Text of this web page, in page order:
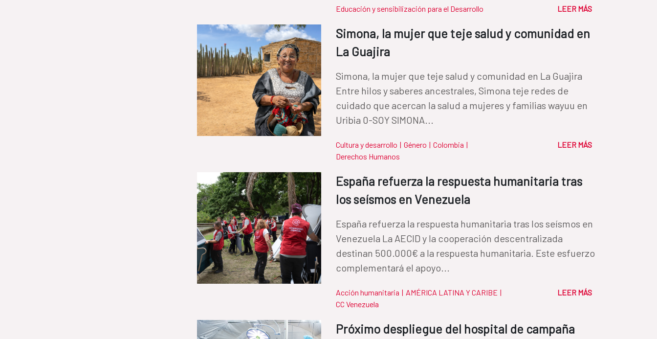
Educación y sensibilización para el Desarrollo LEER MÁS
Simona, la mujer que teje salud y comunidad en
La Guajira
Simona, la mujer que teje salud y comunidad en La Guajira
Entre hilos y saberes ancestrales, Simona teje redes de
cuidado que acercan la salud a mujeres y familias wayuu en
Uribia 0-SOY SIMONA...
Cultura y desarrollo | Género | Colombia |
Derechos Humanos
LEER MÁS
España refuerza la respuesta humanitaria tras
los seísmos en Venezuela
España refuerza la respuesta humanitaria tras los seísmos en
Venezuela La AECID y la cooperación descentralizada
destinan 500.000€ a la respuesta humanitaria. Este esfuerzo
complementará el apoyo...
Acción humanitaria | AMÉRICA LATINA Y CARIBE |
CC Venezuela
LEER MÁS
Próximo despliegue del hospital de campaña